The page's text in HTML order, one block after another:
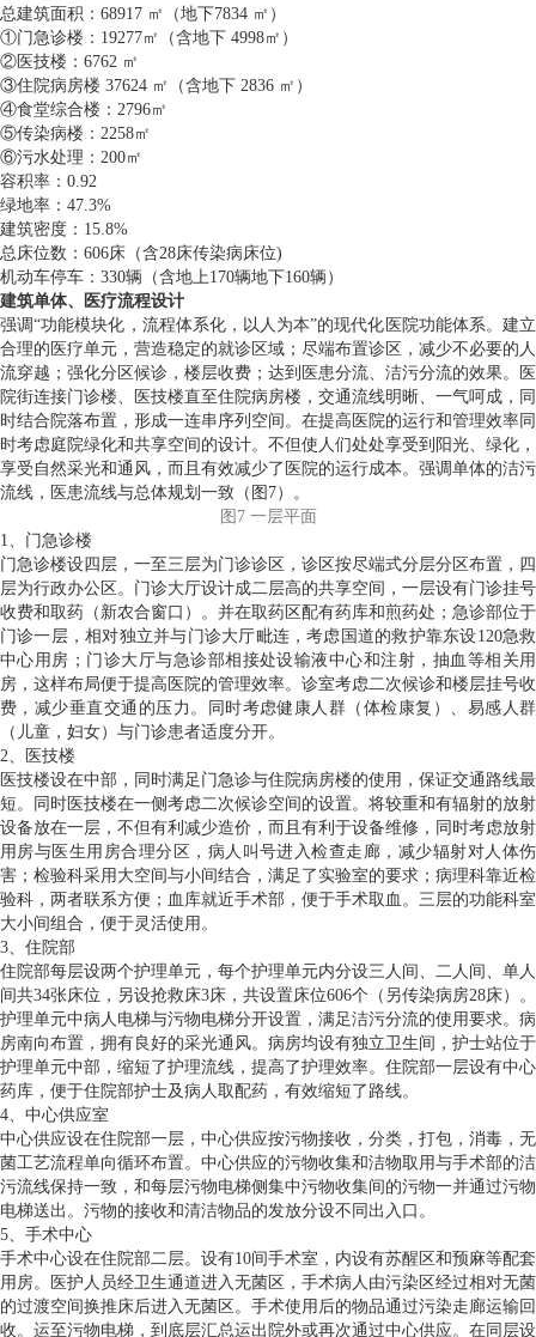
总建筑面积：68917 ㎡（地下7834 ㎡）
①门急诊楼：19277㎡（含地下 4998㎡）
②医技楼：6762 ㎡
③住院病房楼 37624 ㎡（含地下 2836 ㎡）
④食堂综合楼：2796㎡
⑤传染病楼：2258㎡
⑥污水处理：200㎡
容积率：0.92
绿地率：47.3%
建筑密度：15.8%
总床位数：606床（含28床传染病床位)
机动车停车：330辆（含地上170辆地下160辆）
建筑单体、医疗流程设计
强调“功能模块化，流程体系化，以人为本”的现代化医院功能体系。建立
合理的医疗单元，营造稳定的就诊区域；尽端布置诊区，减少不必要的人
流穿越；强化分区候诊，楼层收费；达到医患分流、洁污分流的效果。医
院街连接门诊楼、医技楼直至住院病房楼，交通流线明晰、一气呵成，同
时结合院落布置，形成一连串序列空间。在提高医院的运行和管理效率同
时考虑庭院绿化和共享空间的设计。不但使人们处处享受到阳光、绿化，
享受自然采光和通风，而且有效减少了医院的运行成本。强调单体的洁污
流线，医患流线与总体规划一致（图7）。
图7 一层平面
1、门急诊楼
门急诊楼设四层，一至三层为门诊诊区，诊区按尽端式分层分区布置，四
层为行政办公区。门诊大厅设计成二层高的共享空间，一层设有门诊挂号
收费和取药（新农合窗口）。并在取药区配有药库和煎药处；急诊部位于
门诊一层，相对独立并与门诊大厅毗连，考虑国道的救护靠东设120急救
中心用房；门诊大厅与急诊部相接处设输液中心和注射，抽血等相关用
房，这样布局便于提高医院的管理效率。诊室考虑二次候诊和楼层挂号收
费，减少垂直交通的压力。同时考虑健康人群（体检康复）、易感人群
（儿童，妇女）与门诊患者适度分开。
2、医技楼
医技楼设在中部，同时满足门急诊与住院病房楼的使用，保证交通路线最
短。同时医技楼在一侧考虑二次候诊空间的设置。将较重和有辐射的放射
设备放在一层，不但有利减少造价，而且有利于设备维修，同时考虑放射
用房与医生用房合理分区，病人叫号进入检查走廊，减少辐射对人体伤
害；检验科采用大空间与小间结合，满足了实验室的要求；病理科靠近检
验科，两者联系方便；血库就近手术部，便于手术取血。三层的功能科室
大小间组合，便于灵活使用。
3、住院部
住院部每层设两个护理单元，每个护理单元内分设三人间、二人间、单人
间共34张床位，另设抢救床3床，共设置床位606个（另传染病房28床）。
护理单元中病人电梯与污物电梯分开设置，满足洁污分流的使用要求。病
房南向布置，拥有良好的采光通风。病房均设有独立卫生间，护士站位于
护理单元中部，缩短了护理流线，提高了护理效率。住院部一层设有中心
药库，便于住院部护士及病人取配药，有效缩短了路线。
4、中心供应室
中心供应设在住院部一层，中心供应按污物接收，分类，打包，消毒，无
菌工艺流程单向循环布置。中心供应的污物收集和洁物取用与手术部的洁
污流线保持一致，和每层污物电梯侧集中污物收集间的污物一并通过污物
电梯送出。污物的接收和清洁物品的发放分设不同出入口。
5、手术中心
手术中心设在住院部二层。设有10间手术室，内设有苏醒区和预麻等配套
用房。医护人员经卫生通道进入无菌区，手术病人由污染区经过相对无菌
的过渡空间换推床后进入无菌区。手术使用后的物品通过污染走廊运输回
收。运至污物电梯，到底层汇总运出院外或再次通过中心供应。在同层设